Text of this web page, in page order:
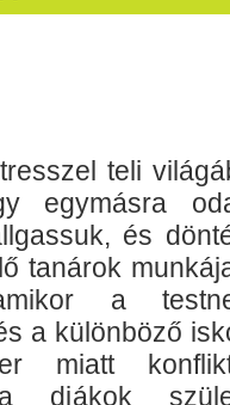
teli
egymásra
és
tanárok
a
a különböző
miatt
diákok